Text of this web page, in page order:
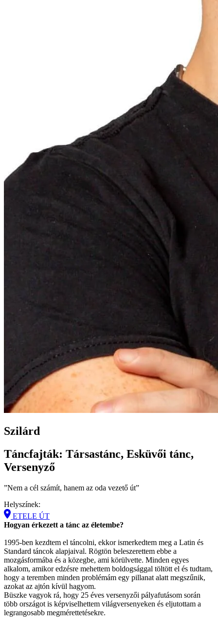
Szilárd
Táncfajták: Társastánc, Esküvői tánc,
Versenyző
”Nem a cél számít, hanem az oda vezető út”
Helyszínek:
ETELE ÚT
Hogyan érkezett a tánc az életembe?
1995-ben kezdtem el táncolni, ekkor ismerkedtem meg a Latin és
Standard táncok alapjaival. Rögtön beleszerettem ebbe a
mozgásformába és a közegbe, ami körülvette. Minden egyes
alkalom, amikor edzésre mehettem boldogsággal töltött el és tudtam,
hogy a teremben minden problémám egy pillanat alatt megszűnik,
azokat az ajtón kívül hagyom.
Büszke vagyok rá, hogy 25 éves versenyzői pályafutásom során
több országot is képviselhettem világversenyeken és eljutottam a
legrangosabb megmérettetésekre.